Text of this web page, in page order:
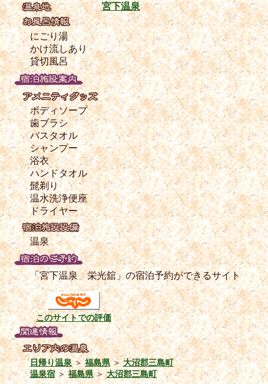
宮下温泉
にごり湯
かけ流しあり
貸切風呂
ボディソープ
歯ブラシ
バスタオル
シャンプー
浴衣
ハンドタオル
髭剃り
温水洗浄便座
ドライヤー
温泉
「宮下温泉 栄光舘」の宿泊予約ができるサイト
このサイトでの評価
日帰り温泉＞福島県＞大沼郡三島町
温泉宿＞福島県＞大沼郡三島町